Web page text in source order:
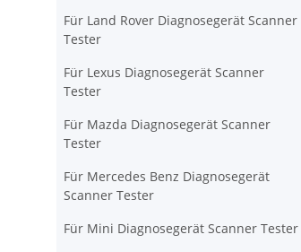
Für Land Rover Diagnosegerät Scanner
Tester
Für Lexus Diagnosegerät Scanner
Tester
Für Mazda Diagnosegerät Scanner
Tester
Für Mercedes Benz Diagnosegerät
Scanner Tester
Für Mini Diagnosegerät Scanner Tester